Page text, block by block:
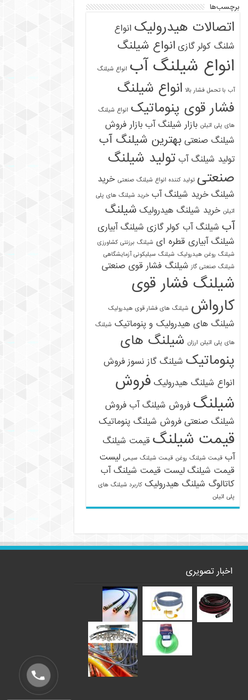
برچسب‌ها
اتصالات هیدرولیک انواع
شلنگ کولر گازی انواع شیلنگ
انواع شیلنگ آب انواع شیلنگ
آب با تحمل فشار بالا انواع شیلنگ
فشار قوی پنوماتیک انواع شیلنگ
های پلی اتیلن بازار شیلنگ آب بازار فروش
شیلنگ صنعتی بهترین شیلنگ آب
تولید شیلنگ آب تولید شیلنگ
صنعتی تولید کننده انواع شیلنگ صنعتی خرید
شیلنگ خرید شیلنگ آب خرید شیلنگ های پلی
اتیلن خرید شیلنگ هیدرولیک شیلنگ
آب شیلنگ آب کولر گازی شیلنگ آبیاری
شیلنگ آبیاری قطره ای شیلنگ برزنتی کشاورزی
شیلنگ روغن هیدرولیک شیلنگ سیلیکونی آزمایشگاهی
شیلنگ صنعتی گاز شیلنگ فشار قوی صنعتی
شیلنگ فشار قوی
کارواش شیلنگ های فشار قوی هیدرولیک
شیلنگ های هیدرولیک و پنوماتیک شیلنگ
های پلی اتیلن ارزان شیلنگ های
پنوماتیک شیلنگ گاز نسوز فروش
انواع شیلنگ هیدرولیک فروش
شیلنگ فروش شیلنگ آب فروش
شیلنگ صنعتی فروش شیلنگ پنوماتیک
قیمت شیلنگ قیمت شیلنگ
آب قیمت شیلنگ روغن قیمت شیلنگ سیمی لیست
قیمت شیلنگ لیست قیمت شیلنگ آب
کاتالوگ شیلنگ هیدرولیک کاربرد شیلنگ های
پلی اتیلن
اخبار تصویری